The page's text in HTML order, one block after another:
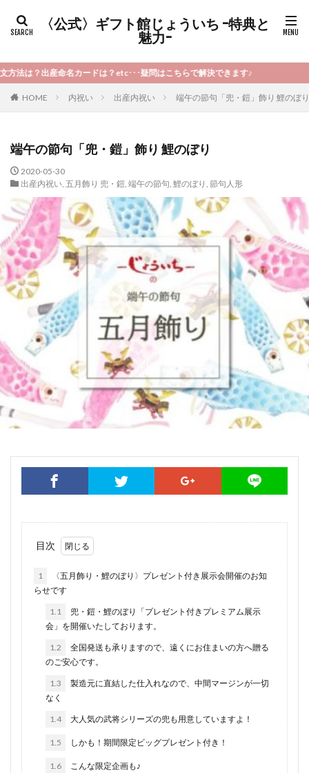
〈公式〉ギフト館じょういち -特典と
魅力-
は？etc･･･疑問はこちらで解決できます♪
HOME 内祝い 出産内祝い 端午の節句「兜・鎧」飾り 鯉のぼり
端午の節句「兜・鎧」飾り 鯉のぼり
2020-05-30
出産内祝い, 五月飾り 兜・鎧, 端午の節句, 鯉のぼり , 節句人形
目次
1
〈五月飾り・鯉のぼり〉プレゼント付き展示会開催のお知
らせです
1.1
兜・鎧・鯉のぼり「プレゼント付きプレミアム展示
会」を開催いたしております。
1.2
全国発送も承りますので、遠くにお住まいの方へ贈る
のご安心です。
1.3
製造元に直結した仕入れなので、中間マージンが一切
なく
1.4 大人気の武将シリーズの兜も用意していますよ！
1.5 しかも！期間限定ビッグプレゼント付き！
1.6 こんな限定企画も♪